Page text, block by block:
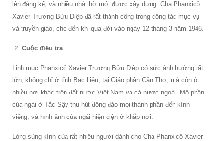
lên đáng kể, và nhiều nhà thờ mới được xây dựng. Cha Phanxicô
Xavier Trương Bửu Diệp đã rất thành công trong công tác mục vụ
và truyền giáo, cho đến khi qua đời vào ngày 12 tháng 3 năm 1946.
Cuộc điều tra
Linh mục Phanxicô Xavier Trương Bửu Diệp có sức ảnh hưởng rất
lớn, không chỉ ở tỉnh Bạc Liêu, tại Giáo phận Cần Thơ, mà còn ở
nhiều nơi khác trên đất nước Việt Nam và cả nước ngoài. Mộ phần
của ngài ở Tắc Sậy thu hút đông đảo mọi thành phần đến kính
viếng, và hình ảnh của ngài hiện diện ở khắp nơi.
Lòng sùng kính của rất nhiều người dành cho Cha Phanxicô Xavier